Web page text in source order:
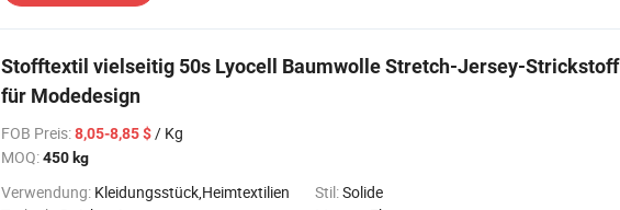
Stofftextil vielseitig 50s Lyocell Baumwolle Stretch-Jersey-Strickstoff
für Modedesign
FOB Preis:8,05-8,85 $/ Kg
MOQ:450 kg
Verwendung: Kleidungsstück,Heimtextilien Stil:Solide